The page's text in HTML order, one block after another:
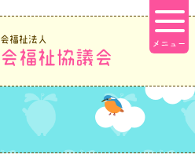
福祉法人
福祉協議会